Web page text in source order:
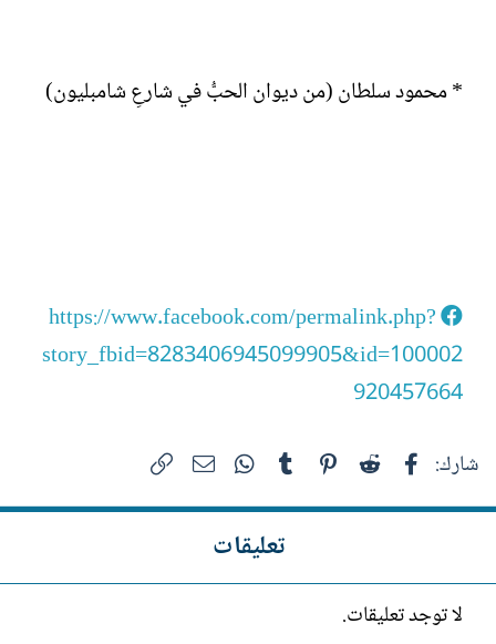
* محمود سلطان (من ديوان الحبُّ في شارعِ شامبليون)
https://www.facebook.com/permalink.php?
story_fbid=8283406945099905&id=100002
920457664
شارك: فيسبوك Reddit
Pinterest
Tumblr
WhatsAppالبريد الإلكتروني
تعليقات
لا توجد تعليقات.